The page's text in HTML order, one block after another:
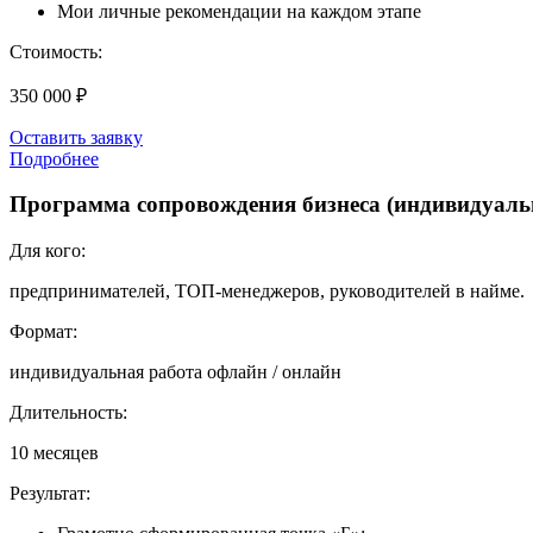
Мои личные рекомендации на каждом этапе
Стоимость:
350 000 ₽
Оставить заявку
Подробнее
Программа сопровождения бизнеса
Для кого:
предпринимателей, ТОП-менеджеров, руководителей в найме.
Формат:
индивидуальная работа офлайн / онлайн
Длительность:
10 месяцев
Результат: